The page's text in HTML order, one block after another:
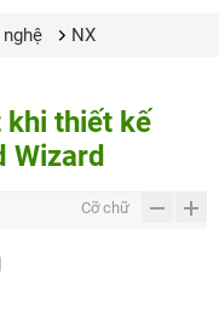
NX
khi thiết kế
Wizard
Cỡ chữ